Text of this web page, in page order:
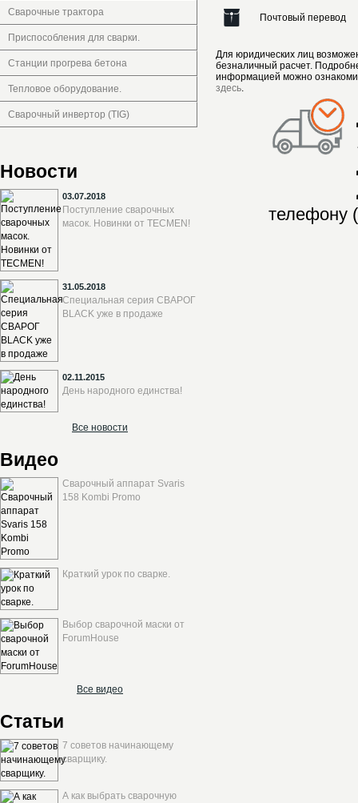
Сварочные трактора
Приспособления для сварки.
Станции прогрева бетона
Тепловое оборудование.
Сварочный инвертор (TIG)
Новости
03.07.2018
Поступление сварочных
масок. Новинки от TECMEN!
31.05.2018
Специальная серия СВАРОГ
BLACK уже в продаже
02.11.2015
День народного единства!
Все новости
Видео
Сварочный аппарат Svaris
158 Kombi Promo
Краткий урок по сварке.
Выбор сварочной маски от
ForumHouse
Все видео
Статьи
7 советов начинающему
сварщику.
А как выбрать сварочную
Почтовый перевод
Для юридических лиц
безналичный расчет.
информацией можно
здесь.
телефону